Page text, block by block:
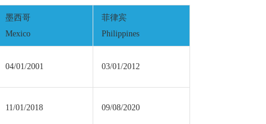
墨西哥
Mexico
菲律宾
Philippines
04/01/2001 03/01/2012
11/01/2018 09/08/2020